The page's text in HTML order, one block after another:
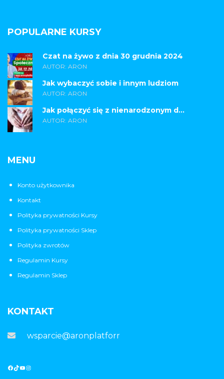
POPULARNE KURSY
Czat na żywo z dnia 30 grudnia 2024
AUTOR: ARON
Jak wybaczyć sobie i innym ludziom
AUTOR: ARON
Jak połączyć się z nienarodzonym d...
AUTOR: ARON
MENU
Konto użytkownika
Kontakt
Polityka prywatności Kursy
Polityka prywatności Sklep
Polityka zwrotów
Regulamin Kursy
Regulamin Sklep
KONTAKT
wsparcie@aronplatforma.pl